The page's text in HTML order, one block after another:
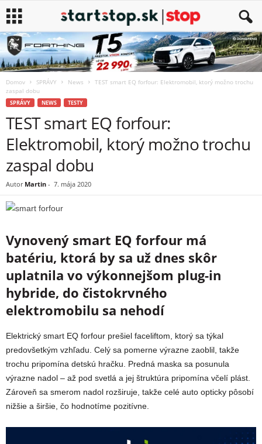
Domov SPRÁVY News
TEST smart EQ forfour: Elektromobil, ktorý možno trochu
zaspal dobu
SPRÁVY NEWS TESTY
TEST smart EQ forfour:
Elektromobil, ktorý možno trochu
zaspal dobu
Autor Martin - 7. mája 2020
Vynovený smart EQ forfour má
batériu, ktorá by sa už dnes skôr
uplatnila vo výkonnejšom plug-in
hybride, do čistokrvného
elektromobilu sa nehodí
Elektrický smart EQ forfour prešiel faceliftom, ktorý sa týkal
predovšetkým vzhľadu. Celý sa pomerne výrazne zaoblil, takže
trochu pripomína detskú hračku. Predná maska sa posunula
výrazne nadol – až pod svetlá a jej štruktúra pripomína včelí plást.
Zároveň sa smerom nadol rozširuje, takže celé auto opticky pôsobí
nižšie a širšie, čo hodnotíme pozitívne.